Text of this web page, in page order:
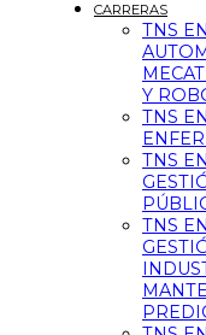
CARRERAS
TNS EN
Y
TNS EN
TNS EN
TNS EN